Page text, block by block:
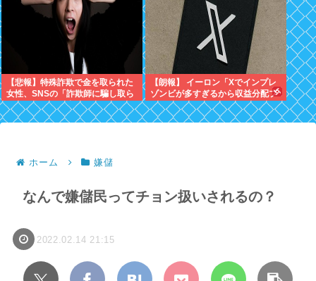
【悲報】特殊詐欺で金を取られた
女性、SNSの「詐欺師に騙し取ら
れたお金、取り戻せます」」に釣
られさらに240万円失うwww
【朗報】 イーロン「Xでインプレ
ゾンビが多すぎるから収益分配プ
ログラムやめるわ」
ホーム 嫌儲
なんで嫌儲民ってチョン扱いされるの？
2022.02.14 21:15